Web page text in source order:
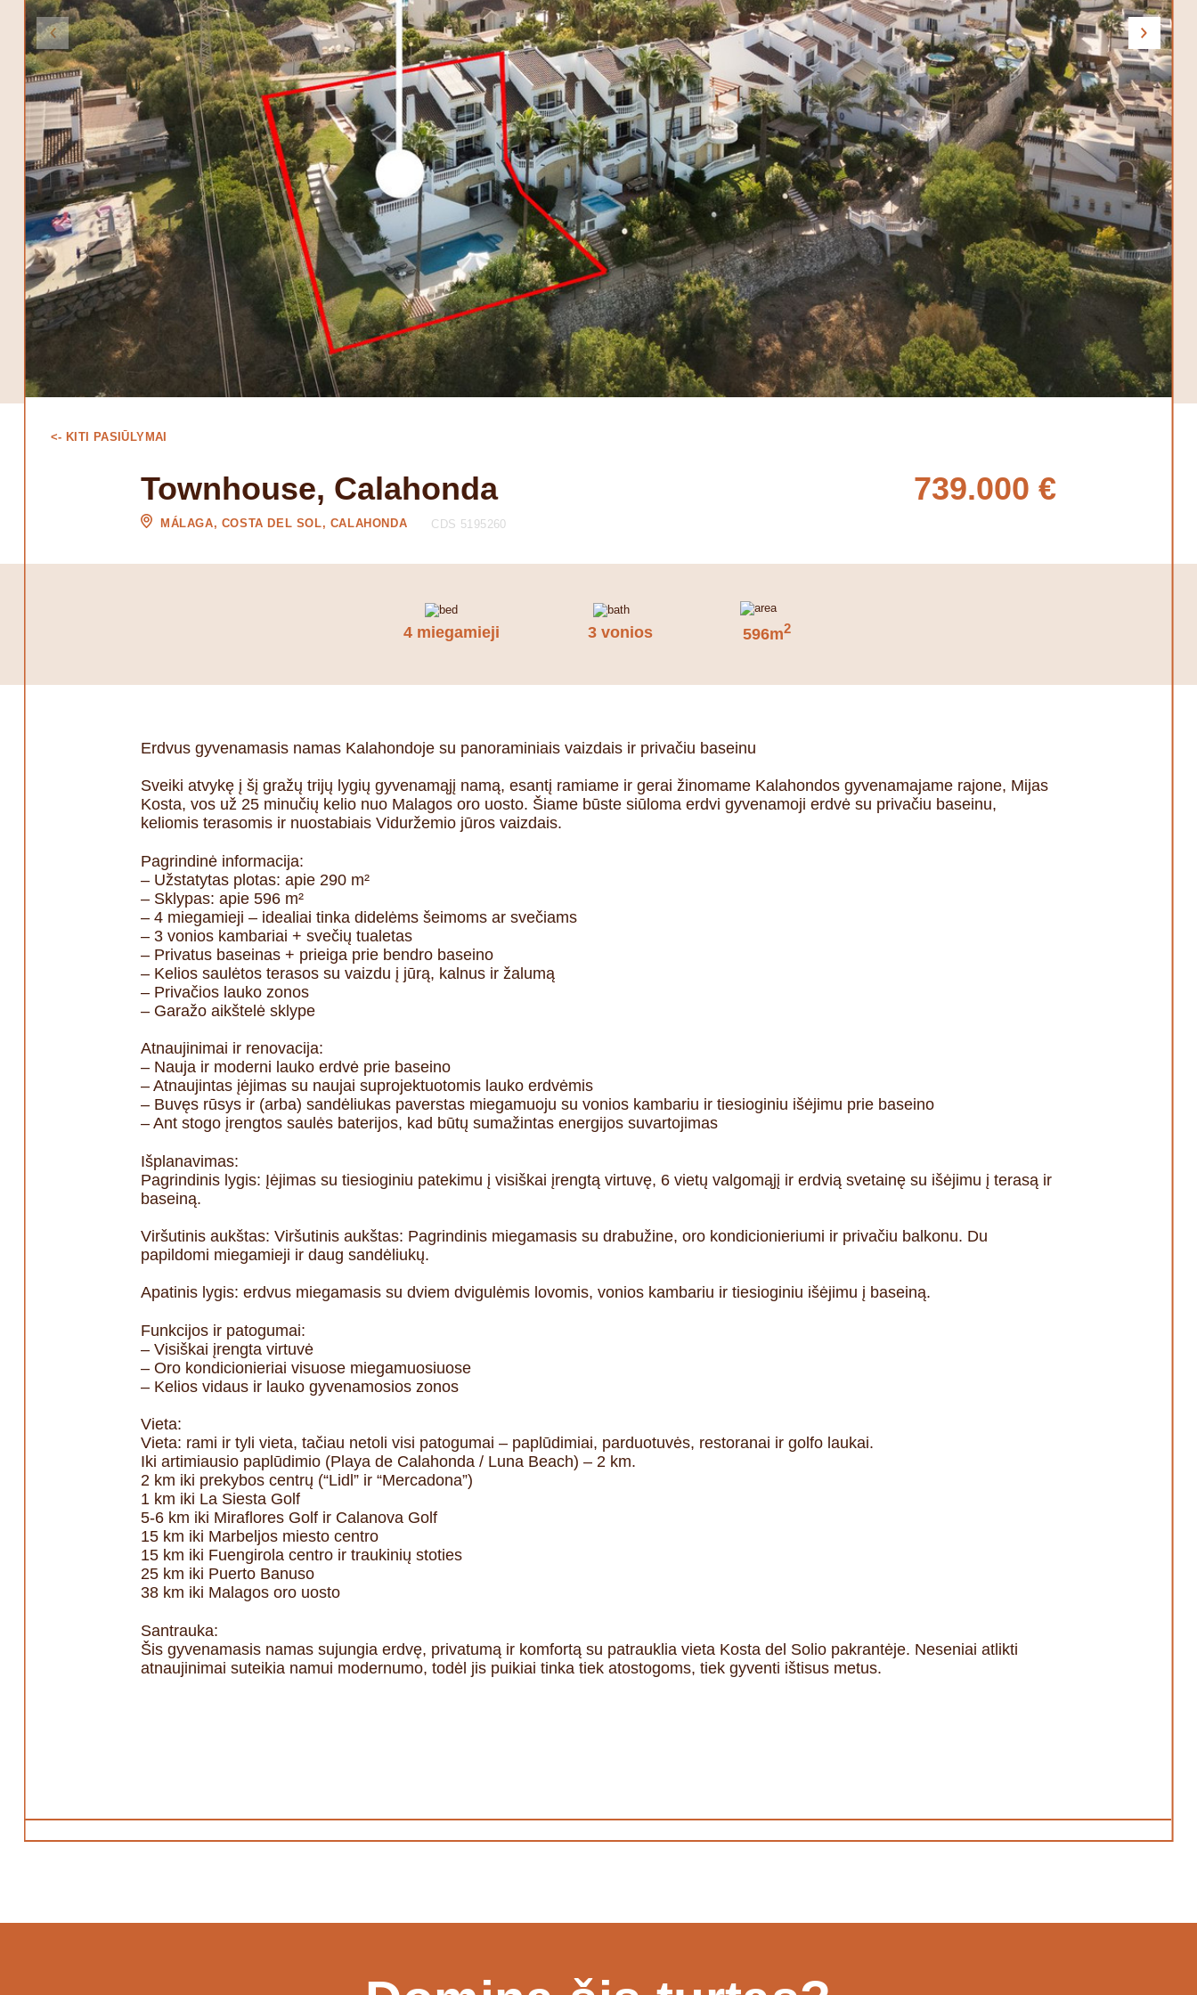
<- KITI PASIŪLYMAI
Townhouse, Calahonda
MÁLAGA, COSTA DEL SOL, CALAHONDA CDS 5195260
739.000 €
4 miegamieji 3 vonios 596m2
Erdvus gyvenamasis namas Kalahondoje su panoraminiais vaizdais ir privačiu baseinu
Sveiki atvykę į šį gražų trijų lygių gyvenamąjį namą, esantį ramiame ir gerai žinomame Kalahondos gyvenamajame rajone, Mijas
Kosta, vos už 25 minučių kelio nuo Malagos oro uosto. Šiame būste siūloma erdvi gyvenamoji erdvė su privačiu baseinu,
keliomis terasomis ir nuostabiais Viduržemio jūros vaizdais.
Pagrindinė informacija:
– Užstatytas plotas: apie 290 m²
– Sklypas: apie 596 m²
– 4 miegamieji – idealiai tinka didelėms šeimoms ar svečiams
– 3 vonios kambariai + svečių tualetas
– Privatus baseinas + prieiga prie bendro baseino
– Kelios saulėtos terasos su vaizdu į jūrą, kalnus ir žalumą
– Privačios lauko zonos
– Garažo aikštelė sklype
Atnaujinimai ir renovacija:
– Nauja ir moderni lauko erdvė prie baseino
– Atnaujintas įėjimas su naujai suprojektuotomis lauko erdvėmis
– Buvęs rūsys ir (arba) sandėliukas paverstas miegamuoju su vonios kambariu ir tiesioginiu išėjimu prie baseino
– Ant stogo įrengtos saulės baterijos, kad būtų sumažintas energijos suvartojimas
Išplanavimas:
Pagrindinis lygis: Įėjimas su tiesioginiu patekimu į visiškai įrengtą virtuvę, 6 vietų valgomąjį ir erdvią svetainę su išėjimu į terasą ir
baseiną.
Viršutinis aukštas: Viršutinis aukštas: Pagrindinis miegamasis su drabužine, oro kondicionieriumi ir privačiu balkonu. Du
papildomi miegamieji ir daug sandėliukų.
Apatinis lygis: erdvus miegamasis su dviem dvigulėmis lovomis, vonios kambariu ir tiesioginiu išėjimu į baseiną.
Funkcijos ir patogumai:
– Visiškai įrengta virtuvė
– Oro kondicionieriai visuose miegamuosiuose
– Kelios vidaus ir lauko gyvenamosios zonos
Vieta:
Vieta: rami ir tyli vieta, tačiau netoli visi patogumai – paplūdimiai, parduotuvės, restoranai ir golfo laukai.
Iki artimiausio paplūdimio (Playa de Calahonda / Luna Beach) – 2 km.
2 km iki prekybos centrų (“Lidl” ir “Mercadona”)
1 km iki La Siesta Golf
5-6 km iki Miraflores Golf ir Calanova Golf
15 km iki Marbeljos miesto centro
15 km iki Fuengirola centro ir traukinių stoties
25 km iki Puerto Banuso
38 km iki Malagos oro uosto
Santrauka:
Šis gyvenamasis namas sujungia erdvę, privatumą ir komfortą su patrauklia vieta Kosta del Solio pakrantėje. Neseniai atlikti
atnaujinimai suteikia namui modernumo, todėl jis puikiai tinka tiek atostogoms, tiek gyventi ištisus metus.